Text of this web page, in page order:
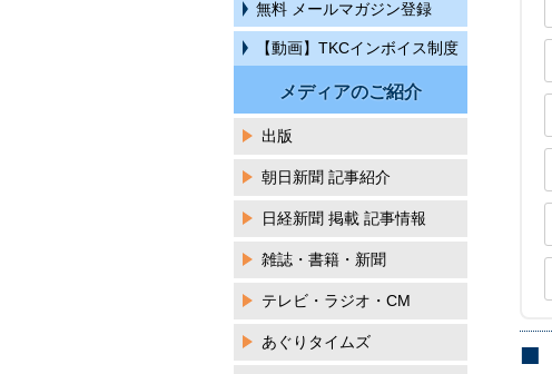
無料 メールマガジン登録
【動画】TKCインボイス制度
メディアのご紹介
出版
朝日新聞 記事紹介
日経新聞 掲載 記事情報
雑誌・書籍・新聞
テレビ・ラジオ・CM
あぐりタイムズ